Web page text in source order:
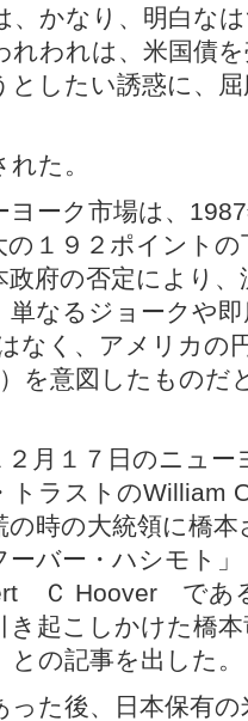
、かなり、明白な
れわれは、米国債
としたい誘惑に、
た。
ヨーク市場は、
の１９２ポイント
政府の否定により
単なるジョークや
なく、アメリカの
を意図したものだ
２月１７日のニュ
トラストのWilliam
の時の大統領に橋
ーバー・ハシモト
Ｃ Hoover であ
き起こしかけた橋
の記事を出した。
った後、日本保有